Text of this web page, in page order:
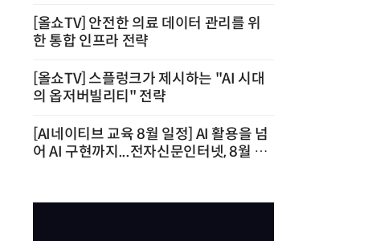
[올쇼TV] 안전한 의료 데이터 관리를 위
한 통합 인프라 전략
[올쇼TV] 스플렁크가 제시하는 "AI 시대
의 옵저버빌리티" 전략
[AI네이티브 교육 8월 일정] AI 활용을 넘
어 AI 구현까지...전자신문인터넷, 8월 실